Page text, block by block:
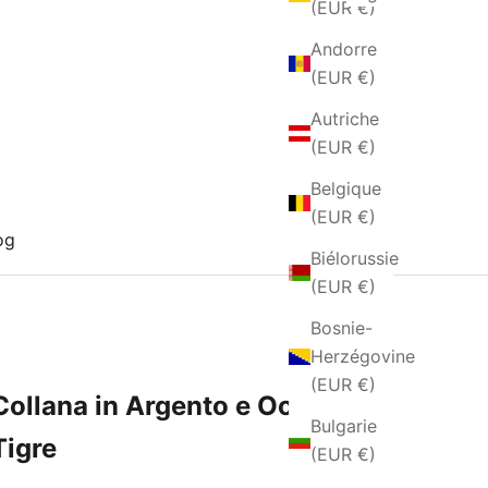
(EUR €)
Andorre
(EUR €)
Autriche
(EUR €)
Belgique
(EUR €)
Biélorussie
(EUR €)
Bosnie-
Herzégovine
(EUR €)
Bulgarie
(EUR €)
in Argento e Occhio di